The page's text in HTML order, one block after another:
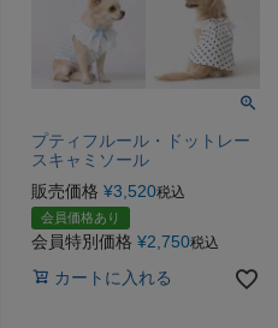
プティフルール・ドットレー
スキャミソール
販売価格 ¥3,520税込
会員価格あり
会員特別価格 ¥2,750税込
カートに入れる